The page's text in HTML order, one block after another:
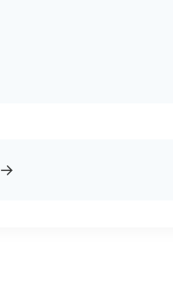
→